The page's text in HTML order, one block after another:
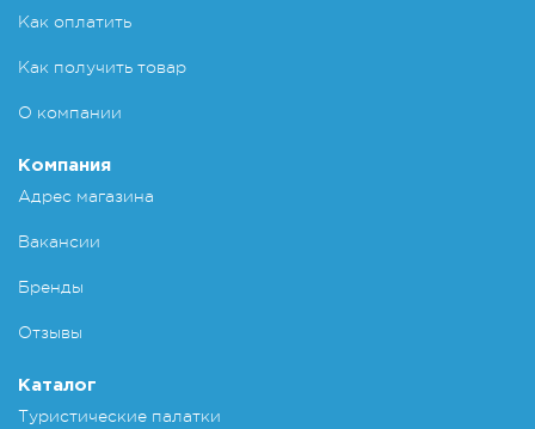
Как оплатить
Как получить товар
О компании
Компания
Адрес магазина
Вакансии
Бренды
Отзывы
Каталог
Туристические палатки